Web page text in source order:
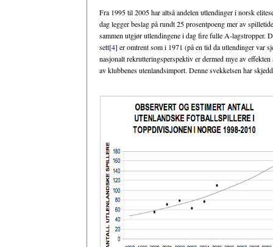
Fra 1995 til 2005 har altså andelen utlendinger i norsk
dag legger beslag på rundt 25 prosentpoeng mer av
sammen utgjør utlendingene i dag fire fulle A-lagstropper.
sett[4] er omtrent som i 1971 (på en tid da utlendinger var
nasjonalt rekrutteringsperspektiv er dermed mye av
av klubbenes utenlandsimport. Denne svekkelsen har